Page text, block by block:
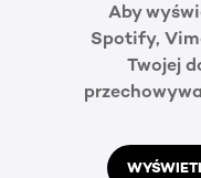
Aby
Spotify,
Twojej